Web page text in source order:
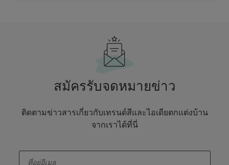
สมัครรับจดหมายข่าว
ติดตามข่าวสารเกี่ยวกับเทรนด์สีและไอเดียตกแต่งบ้าน
จากเราได้ที่นี่